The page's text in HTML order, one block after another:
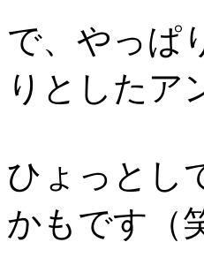
で、やっぱ
りとしたア
ひょっとし
かもです（